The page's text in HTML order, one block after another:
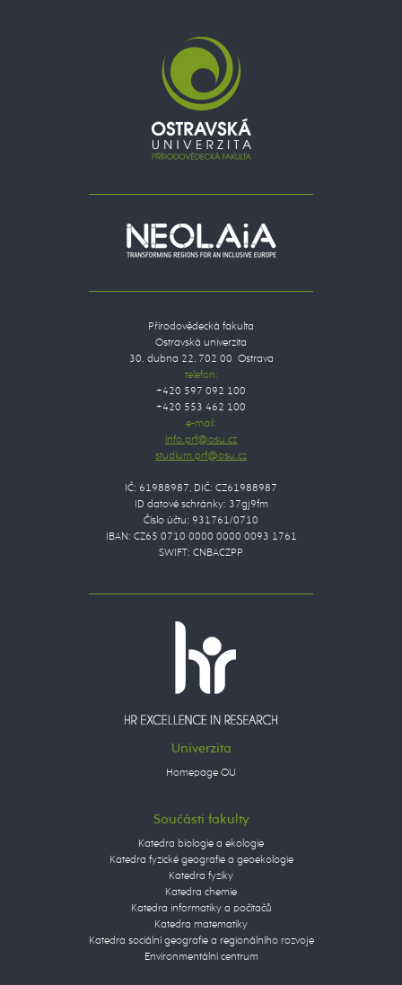
Přírodovědecká fakulta
Ostravská univerzita
30. dubna 22, 702 00 Ostrava
telefon:
+420 597 092 100
+420 553 462 100
e-mail:
IČ: 61988987, DIČ: CZ61988987
ID datové schránky: 37gj9fm
Číslo účtu: 931761/0710
IBAN: CZ65 0710 0000 0000 0093 1761
SWIFT: CNBACZPP
Univerzita
Homepage OU
Součásti fakulty
Katedra biologie a ekologie
Katedra fyzické geografie a geoekologie
Katedra fyziky
Katedra chemie
Katedra informatiky a počítačů
Katedra matematiky
Katedra sociální geografie a regionálního rozvoje
Environmentální centrum